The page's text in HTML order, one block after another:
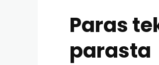
Paras
parasta